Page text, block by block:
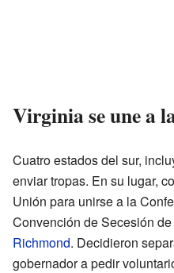
Virginia se une a
Cuatro estados del sur,
enviar tropas. En su lugar,
Unión para unirse a la
Convención de Secesión
Richmond. Decidieron
gobernador a pedir